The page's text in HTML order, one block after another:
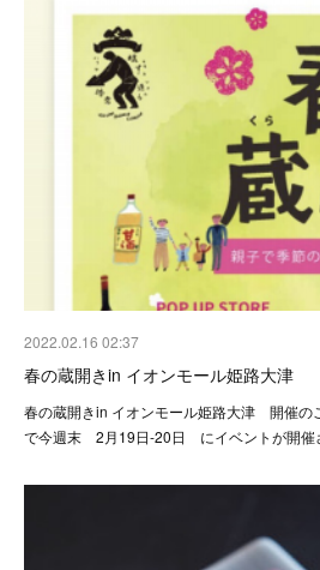
2022.02.16 02:37
春の蔵開きin イオンモール姫路大津
春の蔵開きin イオンモール姫路大津 開催の
で今週末 2月19日-20日 にイベントが開催